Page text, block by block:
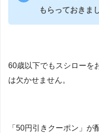
もらっておきま
60歳以下でもスシローを
は欠かせません。
「50円引きクーポン」が